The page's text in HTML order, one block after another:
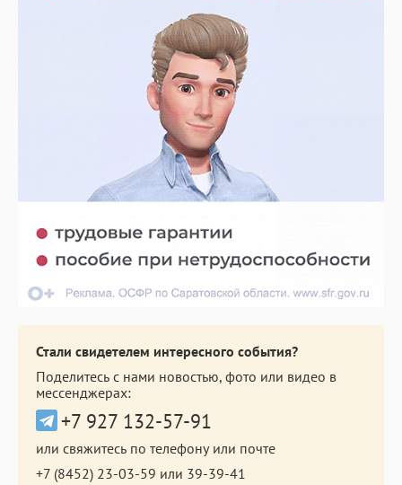
Стали свидетелем интересного события?
Поделитесь с нами новостью, фото или видео в
мессенджерах:
+7 927 132-57-91
или свяжитесь по телефону или почте
+7 (8452) 23-03-59 или 39-39-41